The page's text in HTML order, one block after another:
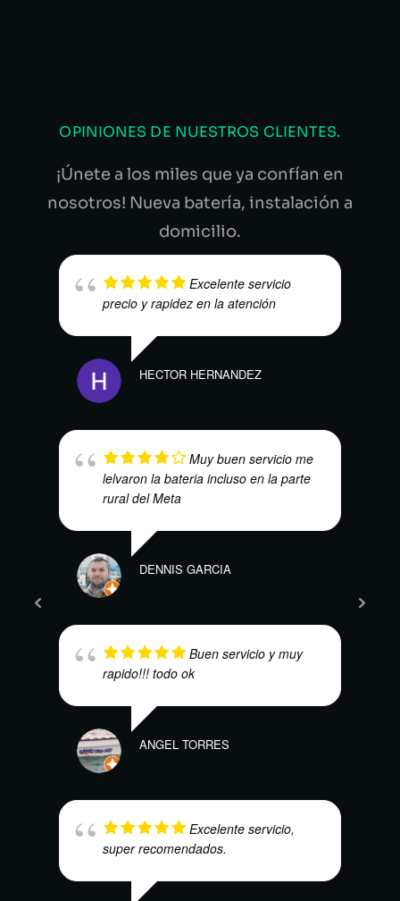
OPINIONES DE NUESTROS CLIENTES.
¡Únete a los miles que ya confían en
nosotros! Nueva batería, instalación a
domicilio.
Excelente servicio
precio y rapidez en la atención
HECTOR HERNANDEZ
Muy buen servicio me
lelvaron la bateria incluso en la parte
rural del Meta
DENNIS GARCIA
Buen servicio y muy
rapido!!! todo ok
ANGEL TORRES
Excelente servicio,
super recomendados.